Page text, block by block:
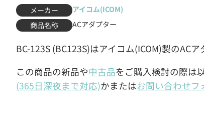
メーカー
アイコム(ICOM)
商品名称
ACアダプター
BC-123S (BC123S)はアイコム(ICOM)製のACア
この商品の新品や中古品をご購入検討の際は
(365日深夜まで対応)かまたはお問い合わせフ